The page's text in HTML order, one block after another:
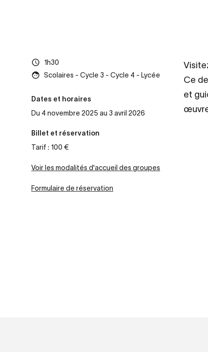
1h30
Scolaires - Cycle 3 - Cycle 4 - Lycée
Dates et horaires
Du 4 novembre 2025 au 3 avril 2026
Billet et réservation
Tarif : 100 €
Voir les modalités d'accueil des groupes
Formulaire de réservation
Ce
et